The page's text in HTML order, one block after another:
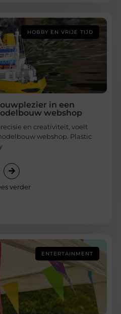
HOBBY EN VRIJE TIJD
in een
webshop
en creativiteit, voelt
webshop. Plastic
verder
ENTERTAINMENT